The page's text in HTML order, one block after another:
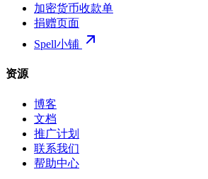
加密货币收款单
捐赠页面
Spell小铺
资源
博客
文档
推广计划
联系我们
帮助中心